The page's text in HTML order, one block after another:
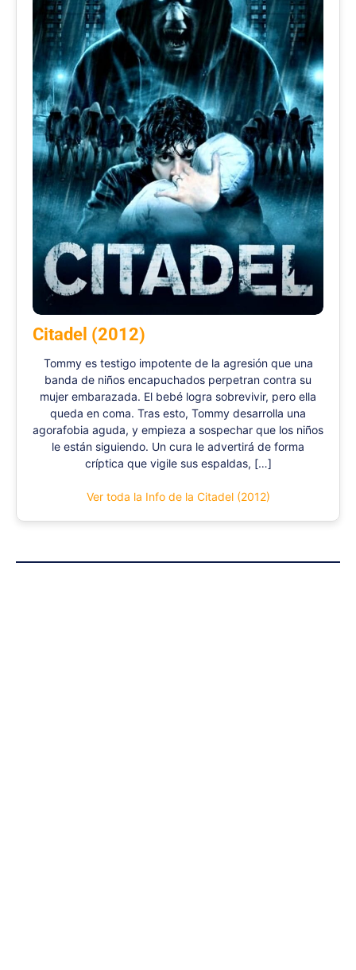
Citadel (2012)
Tommy es testigo impotente de la agresión que una
banda de niños encapuchados perpetran contra su
mujer embarazada. El bebé logra sobrevivir, pero ella
queda en coma. Tras esto, Tommy desarrolla una
agorafobia aguda, y empieza a sospechar que los niños
le están siguiendo. Un cura le advertirá de forma
críptica que vigile sus espaldas, […]
Ver toda la Info de la Citadel (2012)